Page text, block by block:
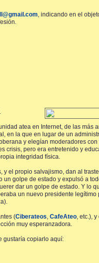
, indicando en el
atea en Internet, de las más
en la que en lugar de un
y elegían moderadores con
crisis, pero era entretenido y
integridad física.
el propio salvajismo, dan al
golpe de estado y expulsó a
dar un golpe de estado. Y lo
un nuevo presidente
(Ciberateos ,CafeAteo , etc.),
muy esperanzadora.
gustaría copiarlo aquí: